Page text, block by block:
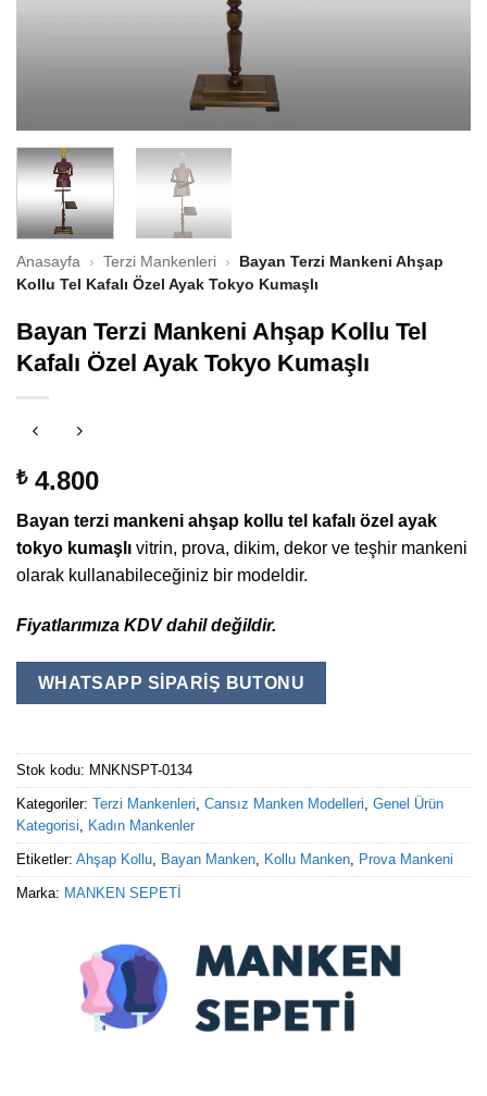
Anasayfa › Terzi Mankenleri ›
Bayan Terzi Mankeni Ahşap
Kollu Tel Kafalı Özel Ayak Tokyo Kumaşlı
Bayan Terzi Mankeni Ahşap Kollu Tel
Kafalı Özel Ayak Tokyo Kumaşlı
₺4.800
Bayan terzi mankeni ahşap kollu tel kafalı özel ayak
tokyo kumaşlı vitrin, prova, dikim, dekor ve teşhir mankeni
olarak kullanabileceğiniz bir modeldir.
Fiyatlarımıza KDV dahil değildir.
WHATSAPP SIPARIŞ BUTONU
Stok kodu: MNKNSPT-0134
Kategoriler: Terzi Mankenleri, Cansız Manken Modelleri, Genel Ürün
Kategorisi, Kadın Mankenler
Etiketler: Ahşap Kollu, Bayan Manken, Kollu Manken, Prova Mankeni
Marka: MANKEN SEPETİ